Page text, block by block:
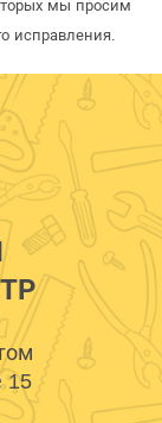
мы просим
исправления.
15